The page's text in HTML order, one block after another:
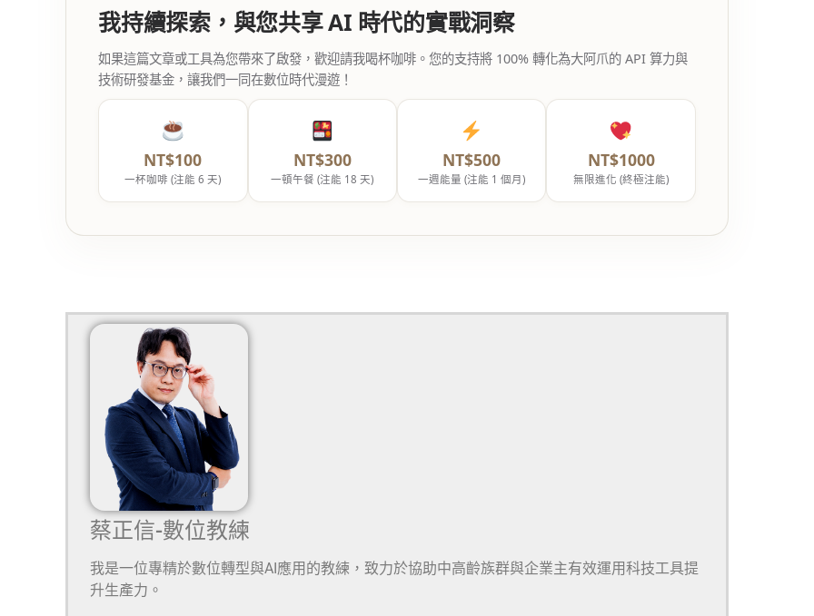
我持續探索，與您共享 AI 時代的實戰洞察
如果這篇文章或工具為您帶來了啟發，歡迎請我喝杯咖啡。您的支持將 100% 轉化為大阿爪的 API 算力與
技術研發基金，讓我們一同在數位時代漫遊！
NT$100
一杯咖啡 (注能 6 天)
NT$300
一頓午餐 (注能 18 天)
NT$500
一週能量 (注能 1 個月)
NT$1000
無限進化 (終極注能)
蔡正信-數位教練
我是一位專精於數位轉型與AI應用的教練，致力於協助中高齡族群與企業主有效運用科技工具提
升生產力。